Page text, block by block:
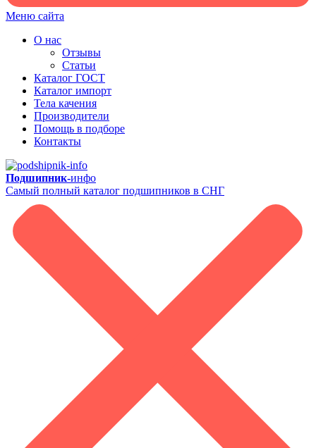
Меню сайта
О нас
Отзывы
Статьи
Каталог ГОСТ
Каталог импорт
Тела качения
Производители
Помощь в подборе
Контакты
Подшипник-инфо
Самый полный каталог подшипников в СНГ